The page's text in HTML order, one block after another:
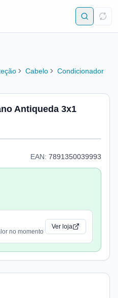
Cabelo Condicionador
Antiqueda 3x1
EAN: 7891350039993
no momento
Ver loja